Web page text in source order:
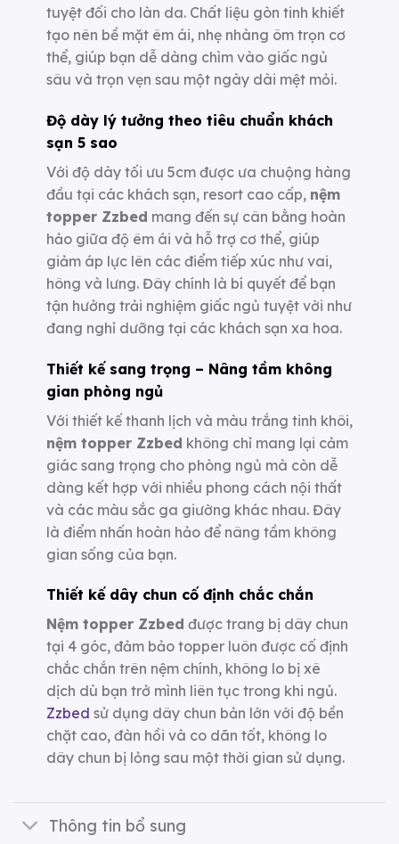
tuyệt đối cho làn da. Chất liệu gòn tinh khiết
tạo nên bề mặt êm ái, nhẹ nhàng ôm trọn cơ
thể, giúp bạn dễ dàng chìm vào giấc ngủ
sâu và trọn vẹn sau một ngày dài mệt mỏi.
Độ dày lý tưởng theo tiêu chuẩn khách
sạn 5 sao
Với độ dày tối ưu 5cm được ưa chuộng hàng
đầu tại các khách sạn, resort cao cấp, nệm
topper Zzbed mang đến sự cân bằng hoàn
hảo giữa độ êm ái và hỗ trợ cơ thể, giúp
giảm áp lực lên các điểm tiếp xúc như vai,
hông và lưng. Đây chính là bí quyết để bạn
tận hưởng trải nghiệm giấc ngủ tuyệt vời như
đang nghỉ dưỡng tại các khách sạn xa hoa.
Thiết kế sang trọng – Nâng tầm không
gian phòng ngủ
Với thiết kế thanh lịch và màu trắng tinh khôi,
nệm topper Zzbed không chỉ mang lại cảm
giác sang trọng cho phòng ngủ mà còn dễ
dàng kết hợp với nhiều phong cách nội thất
và các màu sắc ga giường khác nhau. Đây
là điểm nhấn hoàn hảo để nâng tầm không
gian sống của bạn.
Thiết kế dây chun cố định chắc chắn
Nệm topper Zzbed được trang bị dây chun
tại 4 góc, đảm bảo topper luôn được cố định
chắc chắn trên nệm chính, không lo bị xê
dịch dù bạn trở mình liên tục trong khi ngủ.
Zzbed sử dụng dây chun bản lớn với độ bền
chặt cao, đàn hồi và co dãn tốt, không lo
dây chun bị lỏng sau một thời gian sử dụng.
Thông tin bổ sung